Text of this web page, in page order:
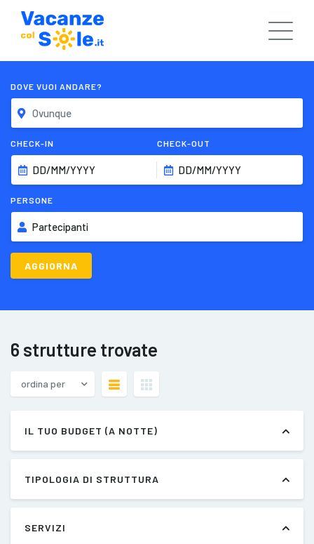
DOVE VUOI ANDARE?
CHECK-IN CHECK-OUT
DD/MM/YYYY DD/MM/YYYY
PERSONE
Partecipanti
AGGIORNA
6 strutture trovate
ordina per
IL TUO BUDGET (A NOTTE)
TIPOLOGIA DI STRUTTURA
SERVIZI